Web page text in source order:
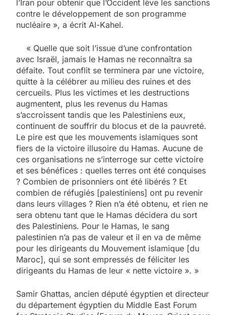
l’Iran pour obtenir que l’Occident lève les sanctions
contre le développement de son programme
nucléaire », a écrit Al-Kahel.
« Quelle que soit l’issue d’une confrontation
avec Israël, jamais le Hamas ne reconnaîtra sa
défaite. Tout conflit se terminera par une victoire,
quitte à la célébrer au milieu des ruines et des
cercueils. Plus les victimes et les destructions
augmentent, plus les revenus du Hamas
s’accroissent tandis que les Palestiniens eux,
continuent de souffrir du blocus et de la pauvreté.
Le pire est que les mouvements islamiques sont
fiers de la victoire illusoire du Hamas. Aucune de
ces organisations ne s’interroge sur cette victoire
et ses bénéfices : quelles terres ont été conquises
? Combien de prisonniers ont été libérés ? Et
combien de réfugiés [palestiniens] ont pu revenir
dans leurs villages ? Rien n’a été obtenu, et rien ne
sera obtenu tant que le Hamas décidera du sort
des Palestiniens. Pour le Hamas, le sang
palestinien n’a pas de valeur et il en va de même
pour les dirigeants du Mouvement islamique [du
Maroc], qui se sont empressés de féliciter les
dirigeants du Hamas de leur « nette victoire ». »
Samir Ghattas, ancien député égyptien et directeur
du département égyptien du Middle East Forum